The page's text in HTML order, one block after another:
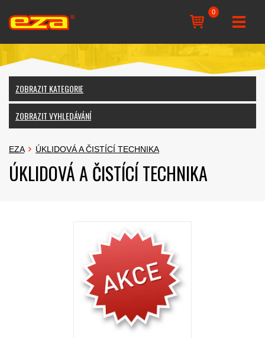
0
ZOBRAZIT KATEGORIE
ZOBRAZIT VYHLEDÁVÁNÍ
EZA ÚKLIDOVÁ A ČISTÍCÍ TECHNIKA
ÚKLIDOVÁ A ČISTÍCÍ TECHNIKA